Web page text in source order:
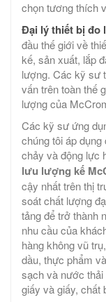
chọn tương thích
Đại lý thiết bị đo
đầu thế giới về
kế, sản xuất, lắp
lượng. Các kỹ sư
vấn trên toàn thế
lượng của
Các kỹ sư ứng
chúng tôi áp
chảy và động lực
lưu lượng kế
cậy nhất trên thị
soát chất lượng
tảng để trở thành
nhu cầu của
hàng không vũ
dầu, thực phẩm
sạch và nước
giấy và giấy, chất